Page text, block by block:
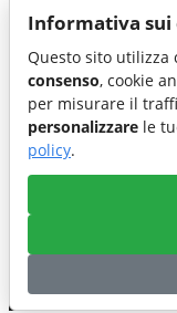
Onlus Rimini
Onlus Rovigo
Onlus Salerno
Onlus Sassari
Onlus Siracusa
Onlus Sondrio
Onlus Taranto
Preferenze cookie|
Informativa sui
Questo sito utilizza
consenso, cookie
per misurare il
personalizzare le
policy.